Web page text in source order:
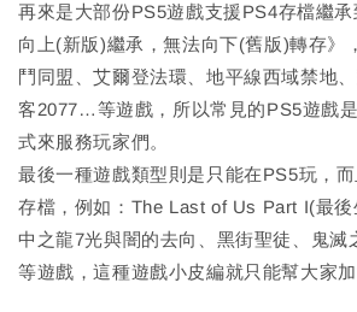
再來是大部份PS5遊戲支援PS4存檔繼
向上(新版)繼承，無法向下(舊版)轉存》
鬥同盟、艾爾登法環、地平線西域禁地
客2077…等遊戲，所以常見的PS5遊戲
式來服務玩家們。
最後一種遊戲類型則是只能在PS5玩，
存檔，例如：The Last of Us Part I(最後
中之龍7光與闇的去向、黑街聖徒、鬼
等遊戲，這種遊戲小皮編就只能幫大家加